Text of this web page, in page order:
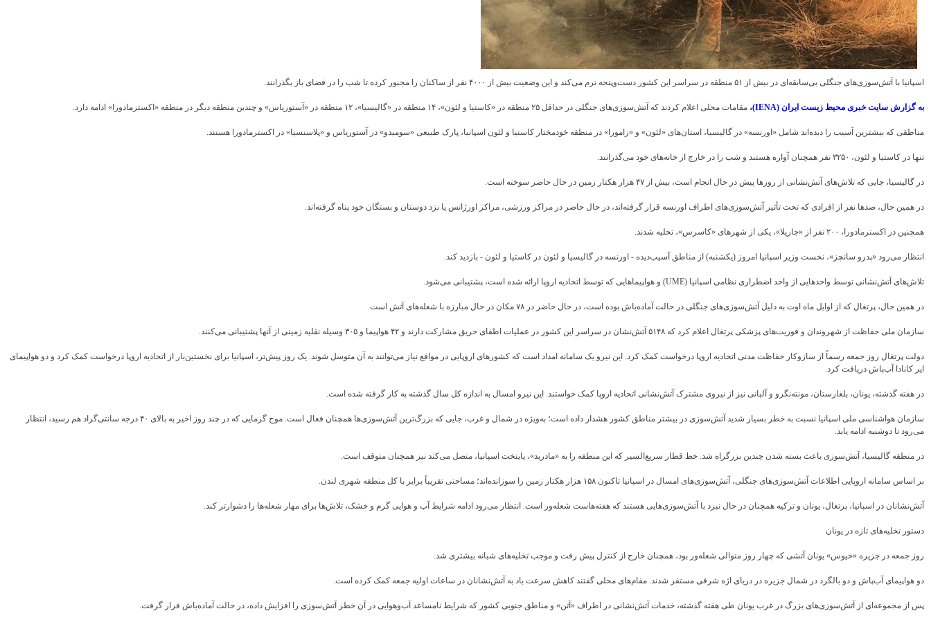
اسپانیا با آتش‌سوزی‌های جنگلی بی‌سابقه‌ای در بیش از ۵۱ منطقه در سراسر این کشور دست‌وپنجه نرم می‌کند و این وضعیت بیش از ۴۰۰۰ نفر از ساکنان را مجبور کرده تا شب را در فضای باز بگذرانند.
به گزارش سایت خبری محیط زیست ایران (IENA)، مقامات محلی اعلام کردند که آتش‌سوزی‌های جنگلی در حداقل ۲۵ منطقه در «کاستیا و لئون»، ۱۴ منطقه در «گالیسیا»، ۱۲ منطقه در «آستوریاس» و چندین منطقه دیگر در منطقه «اکسترمادورا» ادامه دارد.
مناطقی که بیشترین آسیب را دیده‌اند شامل «اورنسه» در گالیسیا، استان‌های «لئون» و «زامورا» در منطقه خودمختار کاستیا و لئون اسپانیا، پارک طبیعی «سومیدو» در آستوریاس و «پلاسنسیا» در اکسترمادورا هستند.
تنها در کاستیا و لئون، ۳۲۵۰ نفر همچنان آواره هستند و شب را در خارج از خانه‌های خود می‌گذرانند.
در گالیسیا، جایی که تلاش‌های آتش‌نشانی از روزها پیش در حال انجام است، بیش از ۴۷ هزار هکتار زمین در حال حاضر سوخته است.
در همین حال، صدها نفر از افرادی که تحت تأثیر آتش‌سوزی‌های اطراف اورنسه قرار گرفته‌اند، در حال حاضر در مراکز ورزشی، مراکز اورژانس یا نزد دوستان و بستگان خود پناه گرفته‌اند.
همچنین در اکسترمادورا، ۲۰۰ نفر از «جاریلا»، یکی از شهرهای «کاسرس»، تخلیه شدند.
انتظار می‌رود «پدرو سانچز»، نخست وزیر اسپانیا امروز (یکشنبه) از مناطق آسیب‌دیده - اورنسه در گالیسیا و لئون در کاستیا و لئون - بازدید کند.
تلاش‌های آتش‌نشانی توسط واحدهایی از واحد اضطراری نظامی اسپانیا (UME) و هواپیماهایی که توسط اتحادیه اروپا ارائه شده است، پشتیبانی می‌شود.
در همین حال، پرتغال که از اوایل ماه اوت به دلیل آتش‌سوزی‌های جنگلی در حالت آماده‌باش بوده است، در حال حاضر در ۷۸ مکان در حال مبارزه با شعله‌های آتش است.
سازمان ملی حفاظت از شهروندان و فوریت‌های پزشکی پرتغال اعلام کرد که ۵۱۴۸ آتش‌نشان در سراسر این کشور در عملیات اطفای حریق مشارکت دارند و ۴۲ هواپیما و ۳۰۵ وسیله نقلیه زمینی از آنها پشتیبانی می‌کنند.
دولت پرتغال روز جمعه رسماً از سازوکار حفاظت مدنی اتحادیه اروپا درخواست کمک کرد. این نیرو یک سامانه امداد است که کشورهای اروپایی در مواقع نیاز می‌توانند به آن متوسل شوند. یک روز پیش‌تر، اسپانیا برای نخستین‌بار از اتحادیه اروپا درخواست کمک کرد و دو هواپیمای
ایر کانادا آب‌پاش دریافت کرد.
در هفته گذشته، یونان، بلغارستان، مونته‌نگرو و آلبانی نیز از نیروی مشترک آتش‌نشانی اتحادیه اروپا کمک خواستند. این نیرو امسال به اندازه کل سال گذشته به کار گرفته شده است.
سازمان هواشناسی ملی اسپانیا نسبت به خطر بسیار شدید آتش‌سوزی در بیشتر مناطق کشور هشدار داده است؛ به‌ویژه در شمال و غرب، جایی که بزرگ‌ترین آتش‌سوزی‌ها همچنان فعال است. موج گرمایی که در چند روز اخیر به بالای ۴۰ درجه سانتی‌گراد هم رسید، انتظار
می‌رود تا دوشنبه ادامه یابد.
در منطقه گالیسیا، آتش‌سوزی باعث بسته شدن چندین بزرگراه شد. خط قطار سریع‌السیر که این منطقه را به «مادرید»، پایتخت اسپانیا، متصل می‌کند نیز همچنان متوقف است.
بر اساس سامانه اروپایی اطلاعات آتش‌سوزی‌های جنگلی، آتش‌سوزی‌های امسال در اسپانیا تاکنون ۱۵۸ هزار هکتار زمین را سوزانده‌اند؛ مساحتی تقریباً برابر با کل منطقه شهری لندن.
آتش‌نشانان در اسپانیا، پرتغال، یونان و ترکیه همچنان در حال نبرد با آتش‌سوزی‌هایی هستند که هفته‌هاست شعله‌ور است. انتظار می‌رود ادامه شرایط آب و هوایی گرم و خشک، تلاش‌ها برای مهار شعله‌ها را دشوارتر کند.
دستور تخلیه‌های تازه در یونان
روز جمعه در جزیره «خیوس» یونان آتشی که چهار روز متوالی شعله‌ور بود، همچنان خارج از کنترل پیش رفت و موجب تخلیه‌های شبانه بیشتری شد.
دو هواپیمای آب‌پاش و دو بالگرد در شمال جزیره در دریای اژه شرقی مستقر شدند. مقام‌های محلی گفتند کاهش سرعت باد به آتش‌نشانان در ساعات اولیه جمعه کمک کرده است.
پس از مجموعه‌ای از آتش‌سوزی‌های بزرگ در غرب یونان طی هفته گذشته، خدمات آتش‌نشانی در اطراف «آتن» و مناطق جنوبی کشور که شرایط نامساعد آب‌وهوایی در آن خطر آتش‌سوزی را افزایش داده، در حالت آماده‌باش قرار گرفت.